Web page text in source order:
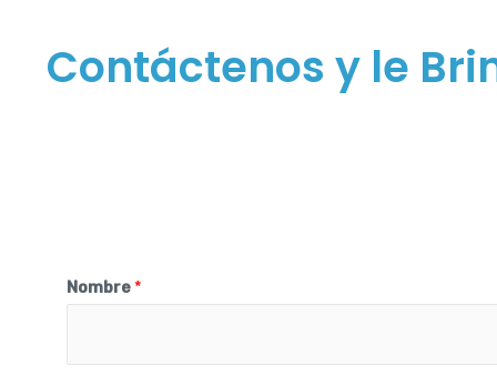
Contáctenos y le
Nombre *